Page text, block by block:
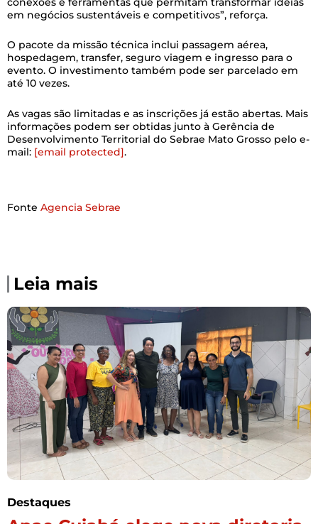
em negócios sustentáveis e competitivos”, reforça.
O pacote da missão técnica inclui passagem aérea,
hospedagem, transfer, seguro viagem e ingresso para o
evento. O investimento também pode ser parcelado em
até 10 vezes.
As vagas são limitadas e as inscrições já estão abertas. Mais
informações podem ser obtidas junto à Gerência de
Desenvolvimento Territorial do Sebrae Mato Grosso pelo e-
mail: [email protected].
Fonte Agencia Sebrae
Leia mais
Destaques